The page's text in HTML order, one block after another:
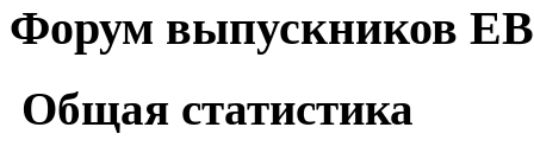
Форум выпускников
Общая статистика